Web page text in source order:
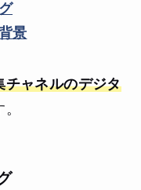
景
チャネルのデジタ